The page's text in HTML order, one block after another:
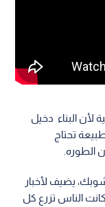
لأن البناء دخيل
تحتاج
الطوره.
يضيف لأخبار
الناس تزرع كل